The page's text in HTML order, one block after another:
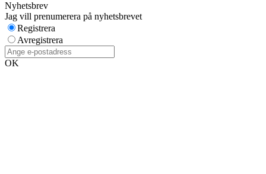
Nyhetsbrev
Jag vill prenumerera på nyhetsbrevet
Registrera
Avregistrera
OK